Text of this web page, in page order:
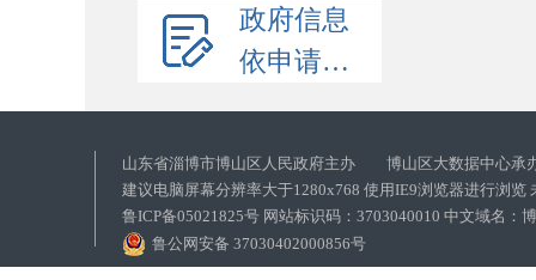
政府信息
依申请公开
山东省淄博市博山区人民政府主办 博山区大数据中心承
建议电脑屏幕分辨率大于1280x768 使用IE9浏览器进行浏览
鲁ICP备05021825号 网站标识码：3703040010 中文域名：
鲁公网安备 37030402000856号